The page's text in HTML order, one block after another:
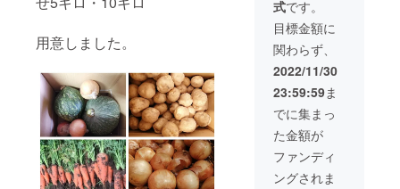
用意しました。
なりま
す。
「※支援
時、必
ず備考
欄に掲
載を希
望され
るお名
前をご
記入く
ださ
い。」
す。 北
海道内
企業に
なりま
す。 道
外の方
はご相
談くだ
さい。
令和5年
1月から
の提供
になり
式です。
目標金額に
関わらず、
2022/11/30
23:59:59ま
でに集まっ
た金額が
ファンディ
ングされま